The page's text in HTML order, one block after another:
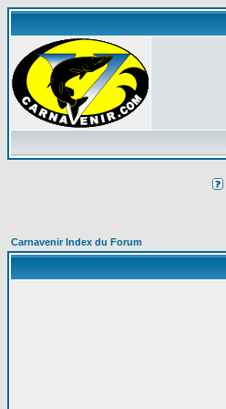
Carnavenir Index du Forum